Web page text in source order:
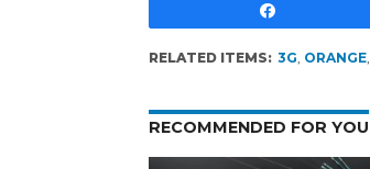
RELATED ITEMS: 3G, ORANGE,
RECOMMENDED FOR YOU